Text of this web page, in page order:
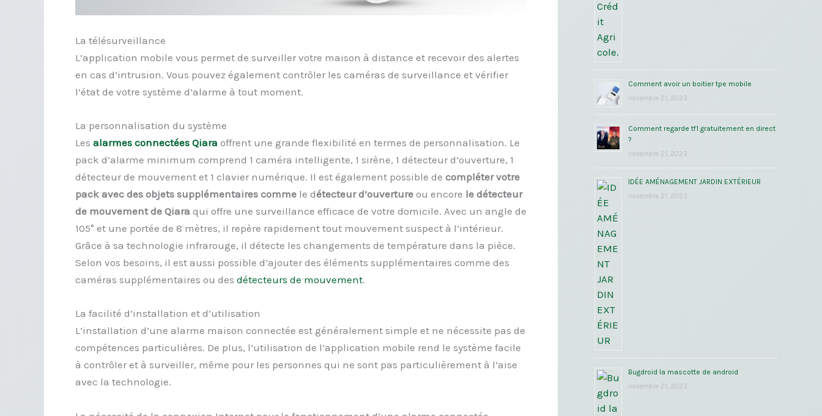
La télésurveillance
L’application mobile vous permet de surveiller votre maison à distance et recevoir des alertes
en cas d’intrusion. Vous pouvez également contrôler les caméras de surveillance et vérifier
l’état de votre système d’alarme à tout moment.
La personnalisation du système
Les alarmes connectées Qiara offrent une grande flexibilité en termes de personnalisation. Le
pack d’alarme minimum comprend 1 caméra intelligente, 1 sirène, 1 détecteur d’ouverture, 1
détecteur de mouvement et 1 clavier numérique. Il est également possible de compléter votre
pack avec des objets supplémentaires comme le détecteur d’ouverture ou encore le détecteur
de mouvement de Qiara qui offre une surveillance efficace de votre domicile. Avec un angle de
105° et une portée de 8 mètres, il repère rapidement tout mouvement suspect à l’intérieur.
Grâce à sa technologie infrarouge, il détecte les changements de température dans la pièce.
Selon vos besoins, il est aussi possible d’ajouter des éléments supplémentaires comme des
caméras supplémentaires ou des détecteurs de mouvement.
La facilité d’installation et d’utilisation
L’installation d’une alarme maison connectée est généralement simple et ne nécessite pas de
compétences particulières. De plus, l’utilisation de l’application mobile rend le système facile
à contrôler et à surveiller, même pour les personnes qui ne sont pas particulièrement à l’aise
avec la technologie.
Comment avoir un boitier tpe mobile
novembre 21, 2023
Comment regarde tf1 gratuitement en direct
?
novembre 21, 2023
IDÉE AMÉNAGEMENT JARDIN EXTÉRIEUR
novembre 21, 2023
Bugdroid la mascotte de android
novembre 21, 2023